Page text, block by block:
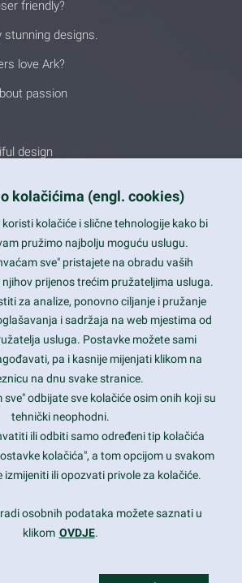
friendly?
stunning designs.
love Ark?
passion
design
much more...
Mountain View, CA 94043
© All Rights Reserved
kolačićima (engl. cookies)
kolačiće i slične tehnologije kako bi
pružimo najbolju moguću uslugu.
sve" pristajete na obradu vaših
prijenos trećim pružateljima usluga.
za analize, ponovno ciljanje i pružanje
i sadržaja na web mjestima od
usluga. Postavke možete sami
pa i kasnije mijenjati klikom na
na dnu svake stranice.
sve" odbijate sve kolačiće osim onih koji su
tehnički neophodni.
ili odbiti samo određeni tip kolačića
kolačića", a tom opcijom u svakom
ili opozvati privole za kolačiće.
osobnih podataka možete saznati u
klikom OVDJE.